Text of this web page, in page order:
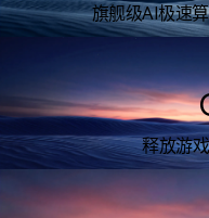
旗舰级AI极速
释放游